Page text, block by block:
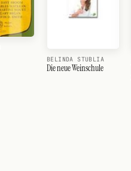
BELINDA STUBLIA
Die neue Weinschule